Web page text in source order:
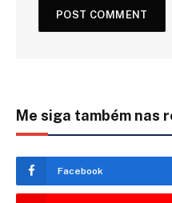
Me siga também nas
Facebook